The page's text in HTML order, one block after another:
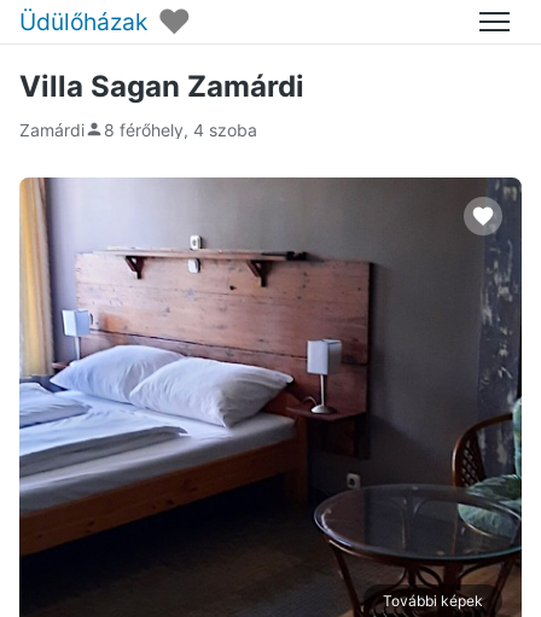
Üdülőházak ♥ Menü
Villa Sagan Zamárdi
Zamárdi 8 férőhely, 4 szoba
További képek